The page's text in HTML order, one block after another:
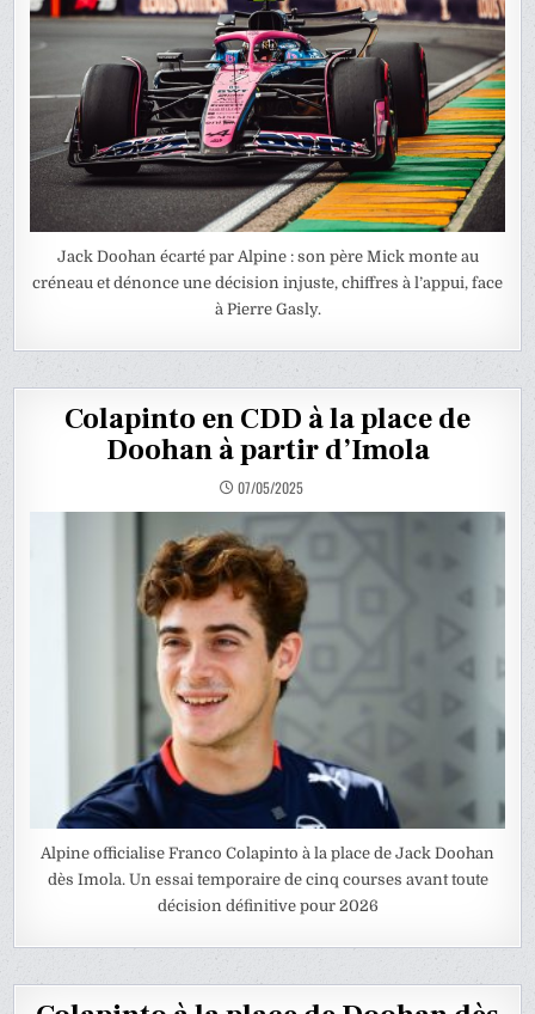
Jack Doohan écarté par Alpine : son père Mick monte au
créneau et dénonce une décision injuste, chiffres à l’appui, face
à Pierre Gasly.
Colapinto en CDD à la place de
Doohan à partir d’Imola
07/05/2025
Alpine officialise Franco Colapinto à la place de Jack Doohan
dès Imola. Un essai temporaire de cinq courses avant toute
décision définitive pour 2026